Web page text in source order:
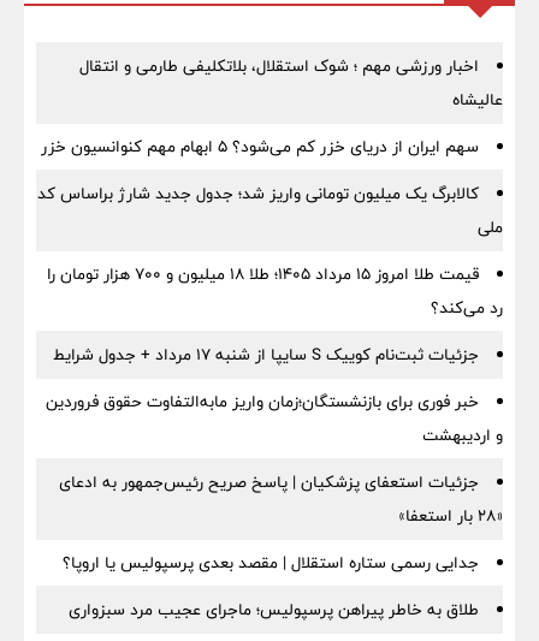
اخبار ورزشی مهم ؛ شوک استقلال، بلاتکلیفی طارمی و انتقال
عالیشاه
سهم ایران از دریای خزر کم می‌شود؟ ۵ ابهام مهم کنوانسیون خزر
کالابرگ یک میلیون تومانی واریز شد؛ جدول جدید شارژ براساس کد
ملی
قیمت طلا امروز ۱۵ مرداد ۱۴۰۵؛ طلا ۱۸ میلیون و ۷۰۰ هزار تومان را
رد می‌کند؟
جزئیات ثبت‌نام کوییک S سایپا از شنبه ۱۷ مرداد + جدول شرایط
خبر فوری برای بازنشستگان؛زمان واریز مابه‌التفاوت حقوق فروردین
و اردیبهشت
جزئیات استعفای پزشکیان | پاسخ صریح رئیس‌جمهور به ادعای
«۲۸ بار استعفا»
جدایی رسمی ستاره استقلال | مقصد بعدی پرسپولیس یا اروپا؟
طلاق به خاطر پیراهن پرسپولیس؛ ماجرای عجیب مرد سبزواری